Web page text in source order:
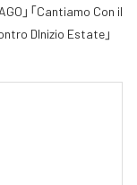
」「Cantiamo Con il
DInizio Estate」